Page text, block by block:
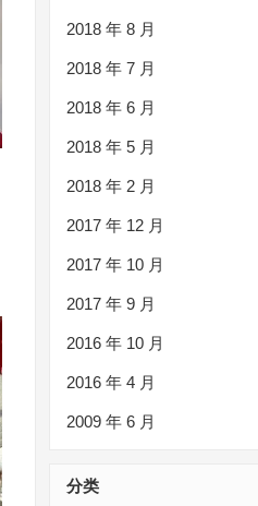
2018 年 8 月
2018 年 7 月
2018 年 6 月
2018 年 5 月
2018 年 2 月
2017 年 12 月
2017 年 10 月
2017 年 9 月
2016 年 10 月
2016 年 4 月
2009 年 6 月
分类